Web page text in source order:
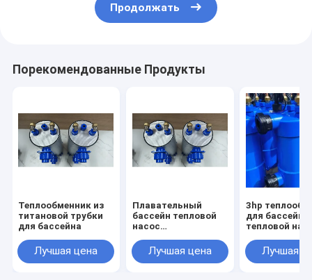
Продолжать
Порекомендованные Продукты
Теплообменник из
титановой трубки
для бассейна
Лучшая цена
Плавательный
бассейн тепловой
насос
Титановый
теплообменник
Лучшая цена
3hp
для бассейна
тепловой
Лучшая